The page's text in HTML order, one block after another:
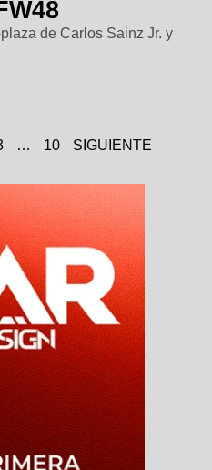
de Carlos Sainz Jr. y
… 10 SIGUIENTE